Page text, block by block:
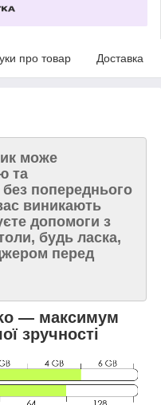
про товар Доставка
може
та
попереднього
виникають
допомоги з
будь ласка,
перед
— максимум
зручності